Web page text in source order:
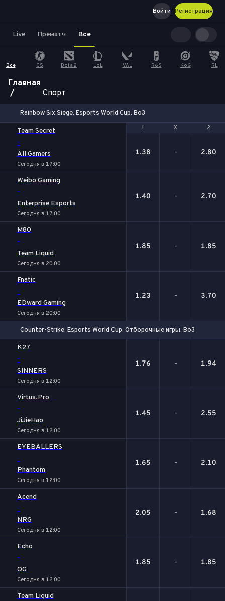
Регистрация
Войти
Live Прематч Все
Все CS Dota 2 LoL VAL R6S KoG RL
Главная
Спорт
Rainbow Six Siege. Esports World Cup. Bo3
1 Х 2
Team Secret
-
All Gamers
Сегодня в 17:00
1 Х 2
1.38 - 2.80
Weibo Gaming
-
Enterprise Esports
Сегодня в 17:00
1.40 - 2.70
M80
-
Team Liquid
Сегодня в 20:00
1.85 - 1.85
Fnatic
-
EDward Gaming
Сегодня в 20:00
1.23 - 3.70
Counter-Strike. Esports World Cup. Отборочные игры. Bo3
K27
-
SINNERS
Сегодня в 12:00
1.76 - 1.94
Virtus.Pro
-
JiJieHao
Сегодня в 12:00
1.45 - 2.55
EYEBALLERS
-
Phantom
Сегодня в 12:00
1.65 - 2.10
Acend
-
NRG
Сегодня в 12:00
2.05 - 1.68
Echo
-
OG
Сегодня в 12:00
1.85 - 1.85
Team Liquid